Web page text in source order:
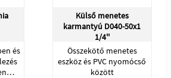
és
Külső menetes
karmantyú D040-50x1
1/4''
Összekötő menetes
eszköz és PVC nyomócső
között